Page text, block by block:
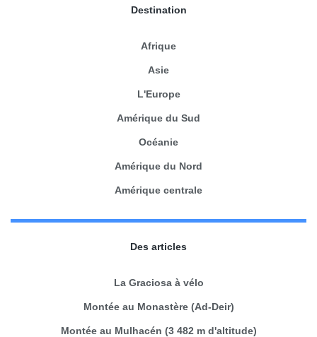
Destination
Afrique
Asie
L'Europe
Amérique du Sud
Océanie
Amérique du Nord
Amérique centrale
Des articles
La Graciosa à vélo
Montée au Monastère (Ad-Deir)
Montée au Mulhacén (3 482 m d'altitude)